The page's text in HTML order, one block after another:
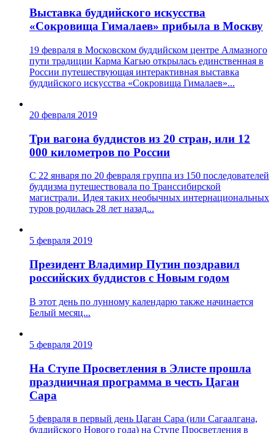
Выставка буддийского искусства
«Сокровища Гималаев» прибыла в Москву
19 февраля в Московском буддийском центре Алмазного
пути традиции Карма Кагью открылась единственная в
России путешествующая интерактивная выставка
буддийского искусства «Сокровища Гималаев»...
20 февраля 2019
Три вагона буддистов из 20 стран, или 12
000 километров по России
С 22 января по 20 февраля группа из 150 последователей
буддизма путешествовала по Транссибирской
магистрали. Идея таких необычных интернациональных
туров родилась 28 лет назад...
5 февраля 2019
Президент Владимир Путин поздравил
российских буддистов с Новым годом
В этот день по лунному календарю также начинается
Белый месяц...
5 февраля 2019
На Ступе Просветления в Элисте прошла
праздничная программа в честь Цаган
Сара
5 февраля в первый день Цаган Сара (или Сагаалгана,
буддийского Нового года) на Ступе Просветления в